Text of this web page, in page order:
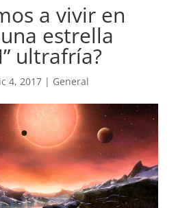
a vivir en
estrella
ultrafría?
4, 2017| General